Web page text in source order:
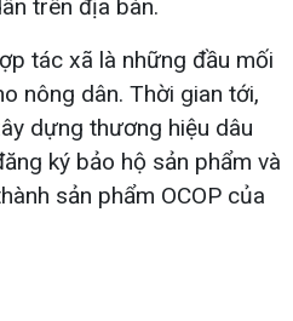
trên địa bàn.
tác xã là những đầu mối
nông dân. Thời gian tới,
dựng thương hiệu dâu
ký bảo hộ sản phẩm và
sản phẩm OCOP của